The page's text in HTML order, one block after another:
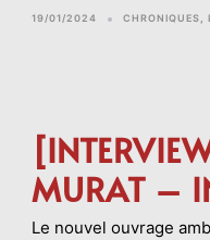
19/01/2024 CHRONIQUES
MURAT –
Le nouvel ouvrage